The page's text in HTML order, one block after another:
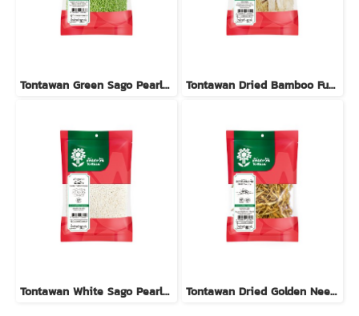
Tontawan Green Sago Pearls (Small) 500g Tontawan Dried Bamboo Fungus 15g
Tontawan White Sago Pearls (Small) 500g Tontawan Dried Golden Needles (Day Lily Buds) 80g